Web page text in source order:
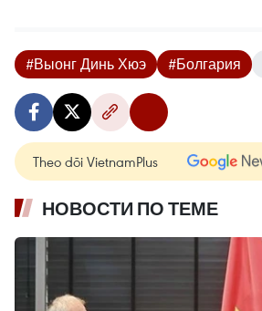
#Выонг Динь Хюэ #Болгария
Theo dõi VietnamPlus
НОВОСТИ ПО ТЕМЕ